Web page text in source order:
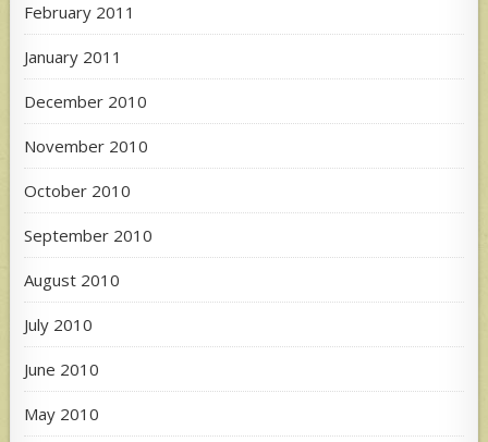
February 2011
January 2011
December 2010
November 2010
October 2010
September 2010
August 2010
July 2010
June 2010
May 2010